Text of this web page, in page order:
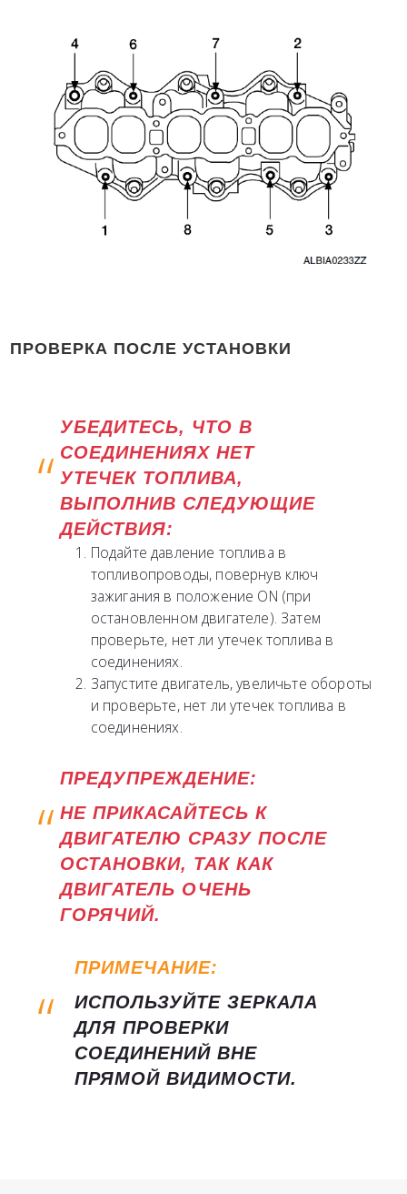
ПРОВЕРКА ПОСЛЕ УСТАНОВКИ
УБЕДИТЕСЬ, ЧТО В
СОЕДИНЕНИЯХ НЕТ
УТЕЧЕК ТОПЛИВА,
ВЫПОЛНИВ СЛЕДУЮЩИЕ
ДЕЙСТВИЯ:
Подайте давление топлива в
топливопроводы, повернув ключ
зажигания в положение ON (при
остановленном двигателе). Затем
проверьте, нет ли утечек топлива в
соединениях.
Запустите двигатель, увеличьте обороты
и проверьте, нет ли утечек топлива в
соединениях.
ПРЕДУПРЕЖДЕНИЕ:
НЕ ПРИКАСАЙТЕСЬ К
ДВИГАТЕЛЮ СРАЗУ ПОСЛЕ
ОСТАНОВКИ, ТАК КАК
ДВИГАТЕЛЬ ОЧЕНЬ
ГОРЯЧИЙ.
ПРИМЕЧАНИЕ:
ИСПОЛЬЗУЙТЕ ЗЕРКАЛА
ДЛЯ ПРОВЕРКИ
СОЕДИНЕНИЙ ВНЕ
ПРЯМОЙ ВИДИМОСТИ.